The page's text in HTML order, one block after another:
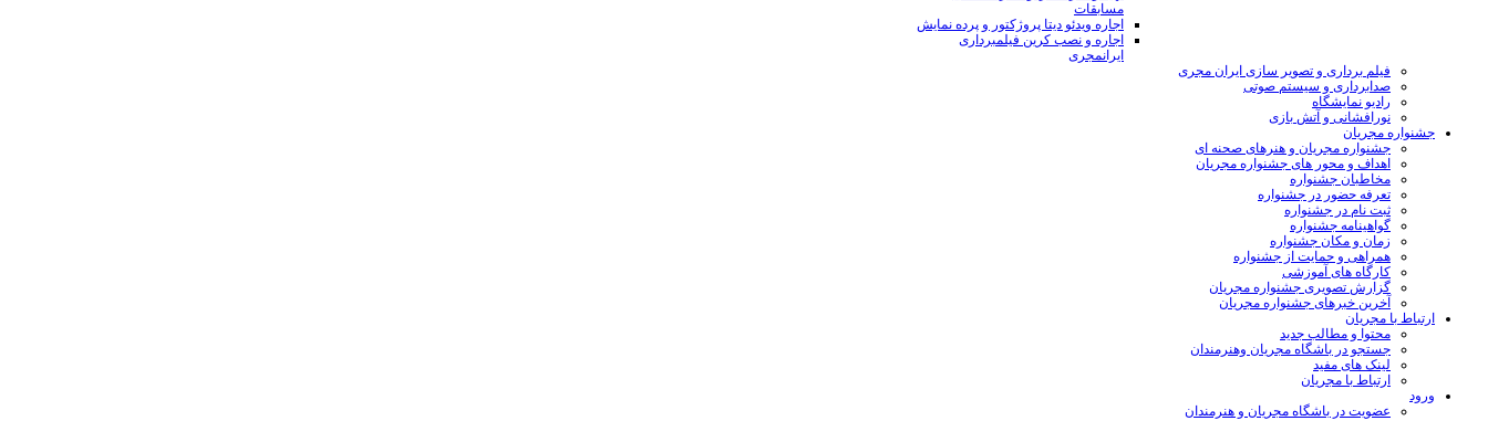
مسابقات
اجاره ویدئو دیتا پروژکتور و پرده نمایش
اجاره و نصب کرین فیلمبرداری
ایرانمجری
فیلم برداری و تصویر سازی ایران مجری
صدابرداری و سیستم صوتی
رادیو نمایشگاه
نورافشانی و آتش بازی
جشنواره مجریان
جشنواره مجریان و هنرهای صحنه ای
اهداف و محور های جشنواره مجریان
مخاطبان جشنواره
تعرفه حضور در جشنواره
ثبت نام در جشنواره
گواهینامه جشنواره
زمان و مکان جشنواره
همراهی و حمایت از جشنواره
کارگاه های آموزشی
گزارش تصویری جشنواره مجریان
آخرین خبرهای جشنواره مجریان
ارتباط با مجریان
محتوا و مطالب جدید
جستجو در باشگاه مجریان وهنرمندان
لینک های مفید
ارتباط با مجریان
ورود
عضویت در باشگاه مجریان و هنرمندان